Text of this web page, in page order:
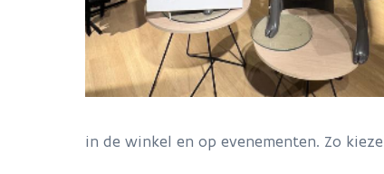
in de winkel en op evenementen. Zo